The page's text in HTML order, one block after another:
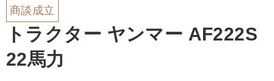
商談成立
トラクター ヤンマー AF222S
22馬力